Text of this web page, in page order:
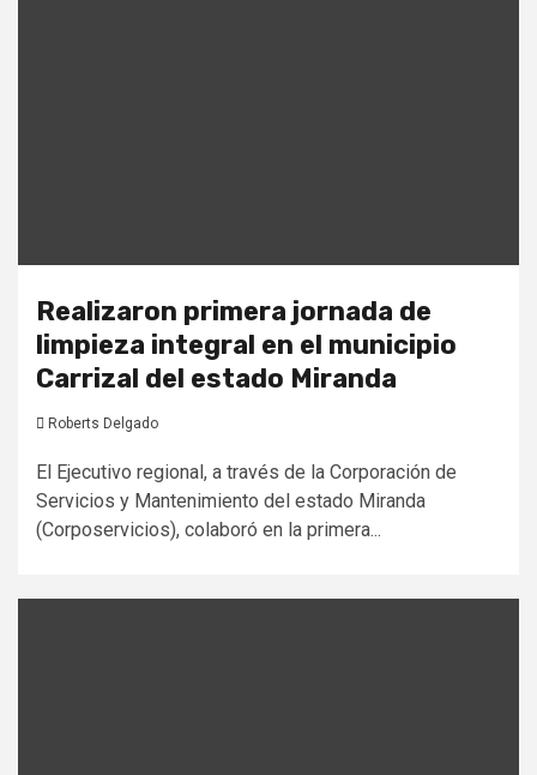
Realizaron primera jornada de
limpieza integral en el municipio
Carrizal del estado Miranda
Roberts Delgado
El Ejecutivo regional, a través de la Corporación de
Servicios y Mantenimiento del estado Miranda
(Corposervicios), colaboró en la primera...